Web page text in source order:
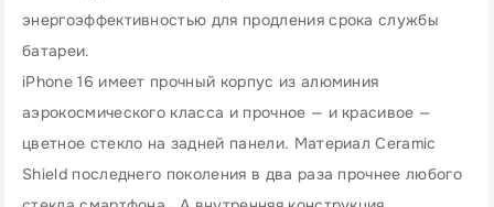
энергоэффективностью для продления срока службы
батареи.
iPhone 16 имеет прочный корпус из алюминия
аэрокосмического класса и прочное — и красивое —
цветное стекло на задней панели. Материал Ceramic
Shield последнего поколения в два раза прочнее любого